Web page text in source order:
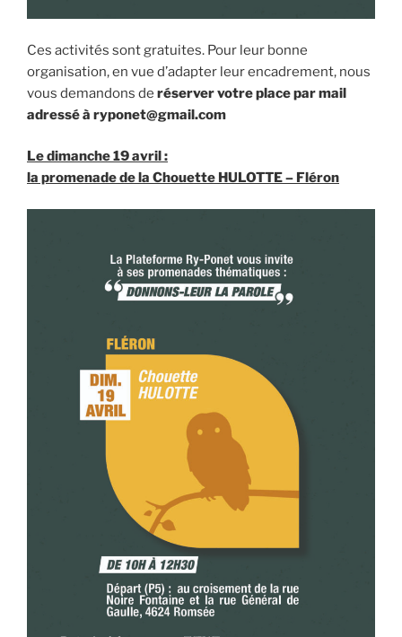
Ces activités sont gratuites. Pour leur bonne
organisation, en vue d’adapter leur encadrement, nous
vous demandons de réserver votre place par mail
adressé à ryponet@gmail.com
Le dimanche 19 avril :
la promenade de la Chouette HULOTTE – Fléron